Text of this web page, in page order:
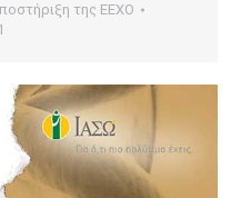
της ΕΕΧΟ